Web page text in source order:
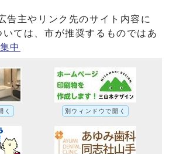
告主やリンク先のサイト内容に
いては、市が推奨するものではあ
中
く 別ウィンドウで開く